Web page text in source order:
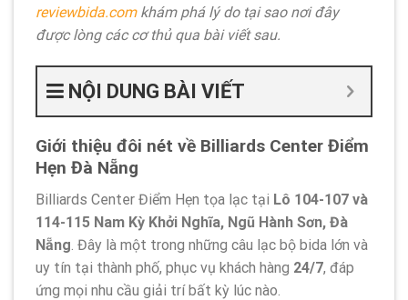
reviewbida.comkhám phá lý do tại sao nơi đây
được lòng các cơ thủ qua bài viết sau.
NỘI DUNG BÀI VIẾT
Giới thiệu đôi nét về Billiards Center Điểm
Hẹn Đà Nẵng
Billiards Center Điểm Hẹn tọa lạc tại Lô 104-107 và
114-115 Nam Kỳ Khởi Nghĩa, Ngũ Hành Sơn, Đà
Nẵng . Đây là một trong những câu lạc bộ bida lớn và
uy tín tại thành phố, phục vụ khách hàng 24/7, đáp
ứng mọi nhu cầu giải trí bất kỳ lúc nào.